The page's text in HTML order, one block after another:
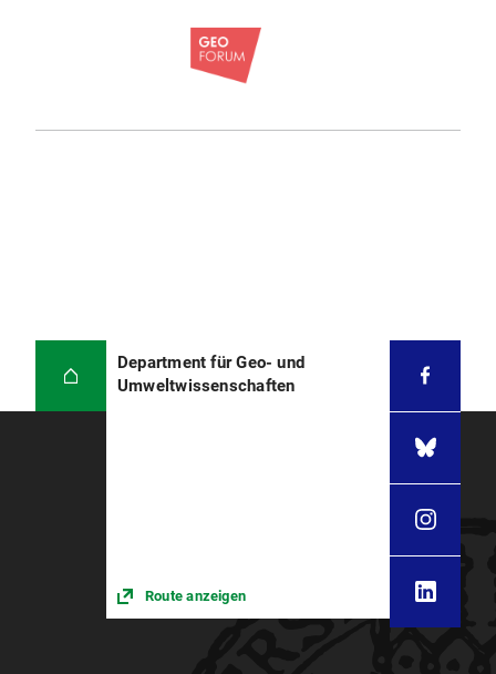
Department für Geo- und
Umweltwissenschaften
Route anzeigen